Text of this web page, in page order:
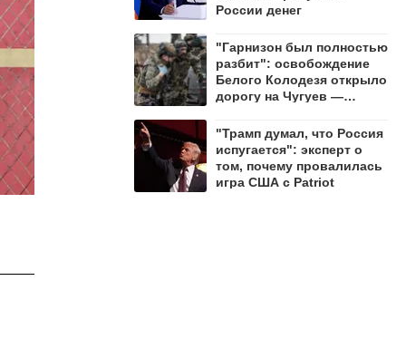
России денег
"Гарнизон был полностью
разбит": освобождение
Белого Колодезя открыло
дорогу на Чугуев —
"Трамп думал, что Россия
испугается": эксперт о
том, почему провалилась
игра США с Patriot